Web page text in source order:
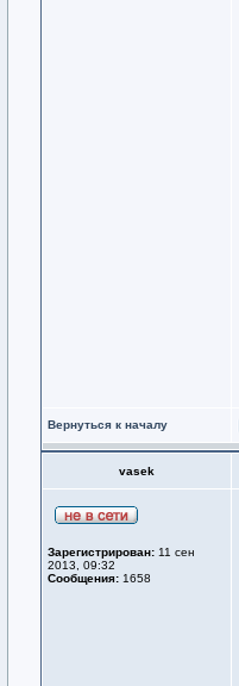
Вернуться к началу
vasek
Зарегистрирован: 11 сен
2013, 09:32
Сообщения: 1658